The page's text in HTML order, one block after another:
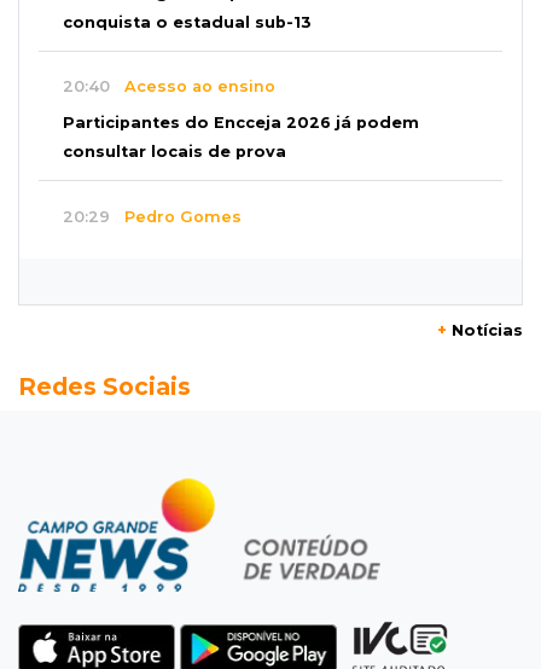
conquista o estadual sub-13
20:40 Acesso ao ensino
Participantes do Encceja 2026 já podem
consultar locais de prova
20:29 Pedro Gomes
Pantanal treina em Goiânia antes de jogo que
Campeonato Brasileiro
Remo busca empate com Atlético-MG e segue
na zona de rebaixamento
Defesa diz que preso suspeito de sequestro
+ Notícias
Redes Sociais